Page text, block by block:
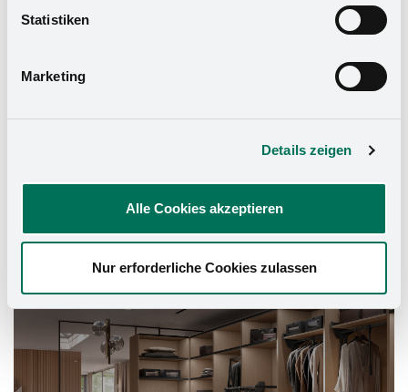
widerrufen. Mehr Informationen finden Sie in unserer
Impressum.
Statistiken
Marketing
Details zeigen
Alle Cookies akzeptieren
Nur erforderliche Cookies zulassen
Schrank-Ausstattung